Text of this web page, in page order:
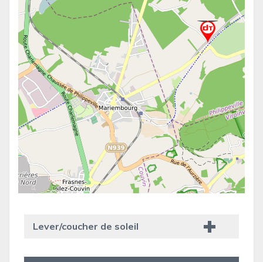
Lever/coucher de soleil